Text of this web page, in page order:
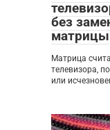
без
матрицы
Матрица
телевизора,
или